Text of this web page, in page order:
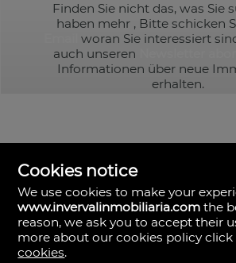
Finden Sie nicht das, was Sie
haben mehr , Bitte schicken
woran Sie interessiert
auch unseren
Informationen über neue
erhalten.
Inverval Inmobiliaria
la bañeza 20
46185 Pobla de Vallbona (la),
Spanien
Cookies notice
We use cookies to make your
www.invervalinmobiliaria.com the
reason, we ask you to accept their
more about our cookies policy click
cookies.